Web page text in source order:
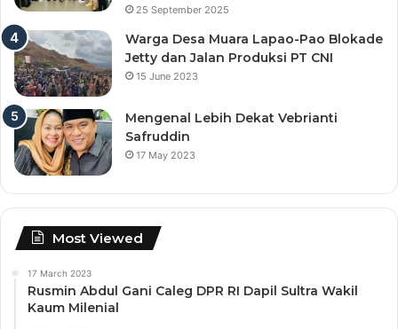
25 September 2025
Warga Desa Muara Lapao-Pao Blokade
Jetty dan Jalan Produksi PT CNI
15 June 2023
Mengenal Lebih Dekat Vebrianti
Safruddin
17 May 2023
Most Viewed
17 March 2023
Rusmin Abdul Gani Caleg DPR RI Dapil Sultra Wakil
Kaum Milenial